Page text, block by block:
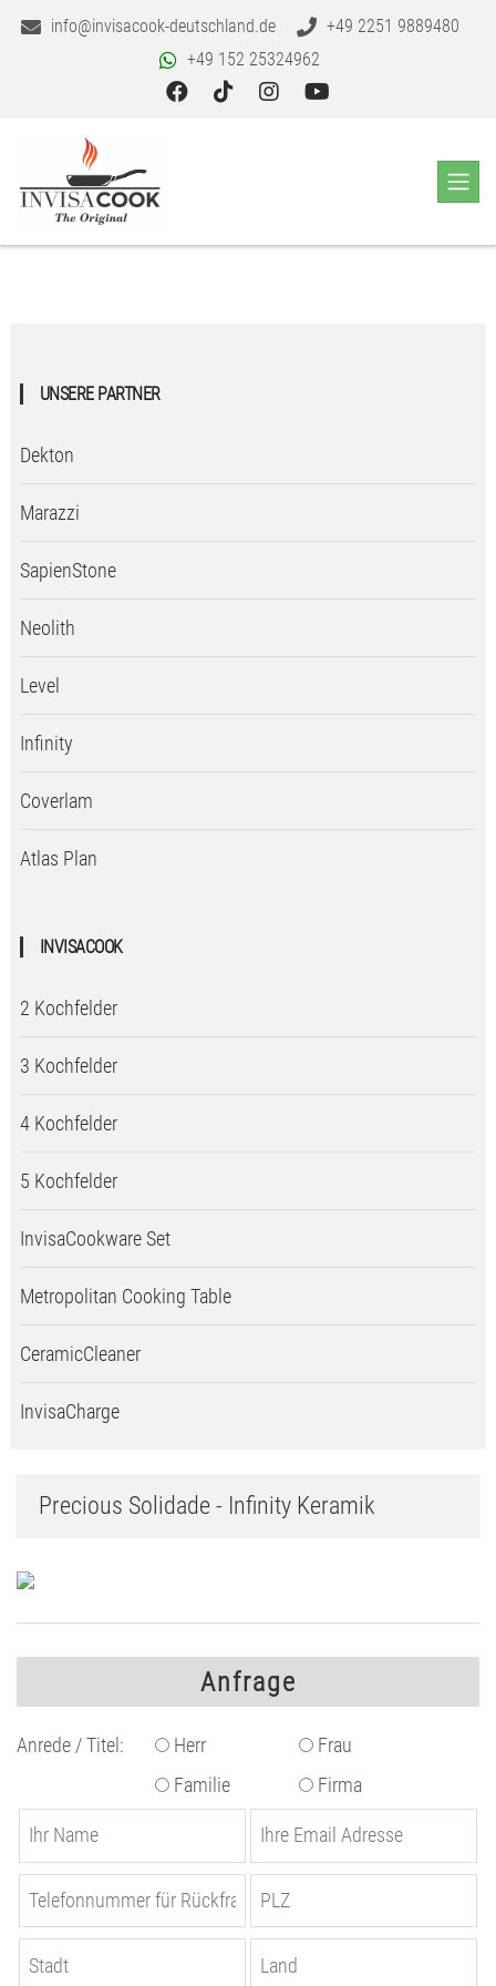
info@invisacook-deutschland.de
+49 2251 9889480
+49 152 25324962
UNSERE PARTNER
Dekton
Marazzi
SapienStone
Neolith
Level
Infinity
Coverlam
Atlas Plan
INVISACOOK
2 Kochfelder
3 Kochfelder
4 Kochfelder
5 Kochfelder
InvisaCookware Set
Metropolitan Cooking Table
CeramicCleaner
InvisaCharge
Precious Solidade - Infinity Keramik
Anfrage
Anrede / Titel: Herr
Frau
Familie
Firma